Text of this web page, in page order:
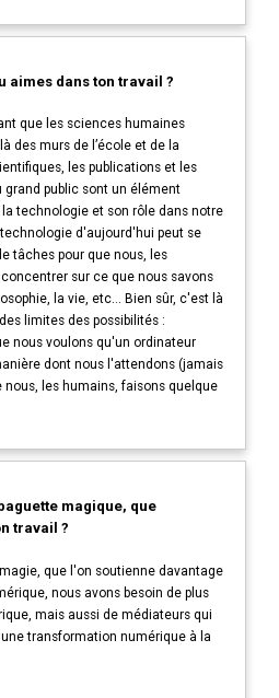
aimes dans ton travail ?
que les sciences humaines
des murs de l’école et de la
les publications et les
public sont un élément
technologie et son rôle dans notre
d'aujourd'hui peut se
tâches pour que nous, les
sur ce que nous savons
la vie, etc... Bien sûr, c'est là
limites des possibilités :
nous voulons qu'un ordinateur
dont nous l'attendons (jamais
les humains, faisons quelque
magique, que
travail ?
que l'on soutienne davantage
nous avons besoin de plus
mais aussi de médiateurs qui
transformation numérique à la